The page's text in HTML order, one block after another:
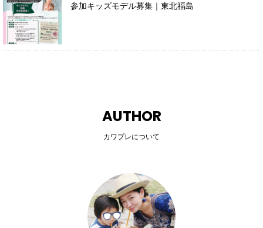
参加キッズモデル募集｜東北福島
AUTHOR
カワプレについて